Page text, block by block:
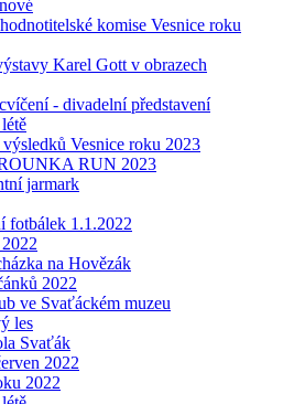
komise Vesnice roku
Karel Gott v obrazech
- divadelní představení
Vesnice roku 2023
RUN 2023
jarmark
fotbálek 1.1.2022
na Hovězák
2022
ve Svaťáckém muzeu
les
Svaťák
2022
2022